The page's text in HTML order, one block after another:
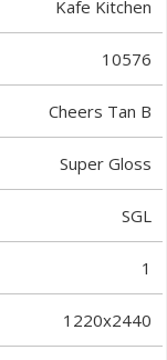
Kafe Kitchen
10576
Cheers Tan B
Super Gloss
SGL
1
1220x2440